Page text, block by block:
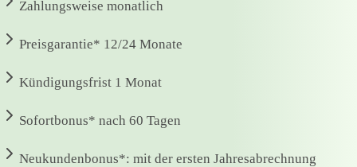
Zahlungsweise monatlich
Preisgarantie* 12/24 Monate
Kündigungsfrist 1 Monat
Sofortbonus* nach 60 Tagen
Neukundenbonus*: mit der ersten Jahresabrechnung